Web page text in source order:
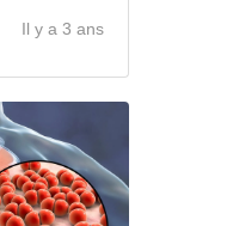
Il y a 3 ans